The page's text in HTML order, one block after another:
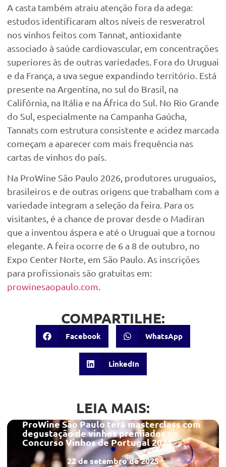
A casta também atraiu atenção fora da adega:
estudos identificaram altos níveis de resveratrol
nos vinhos feitos com Tannat, antioxidante
associado à saúde cardiovascular, em concentrações
superiores às de outras variedades. Fora do Uruguai
e da França, a uva segue expandindo território. Está
presente na Argentina, no sul do Brasil, na
Califórnia, na Itália e na África do Sul. No Rio Grande
do Sul, especialmente na Campanha Gaúcha,
Tannats com estrutura consistente e acidez marcada
começam a aparecer com mais frequência nas
cartas de vinhos do país.
Na ProWine São Paulo 2026, produtores uruguaios,
brasileiros e de outras origens que trabalham com a
variedade integram a seleção da feira. Para os
visitantes, é a chance de provar desde o Madiran
que a inventou áspera e até o Uruguai que a tornou
elegante. A feira ocorre de 6 a 8 de outubro, no
Expo Center Norte, em São Paulo. As inscrições
para profissionais são gratuitas em:
prowinesaopaulo.com
COMPARTILHE:
Facebook WhatsApp
LinkedIn
LEIA MAIS:
ProWine São Paulo terá masterclass com
degustação de vinhos premiados no
Concurso Vinhos de Portugal 2025
22 de setembro de 2025